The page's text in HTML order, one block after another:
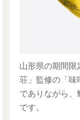
山形県の期間
荘」監修の「味
でありながら、
です。